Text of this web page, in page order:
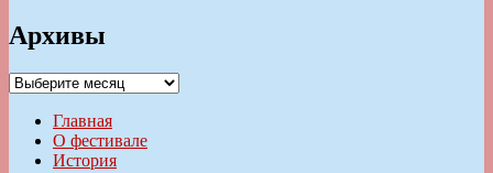
Архивы
Архивы
Главная
О фестивале
История